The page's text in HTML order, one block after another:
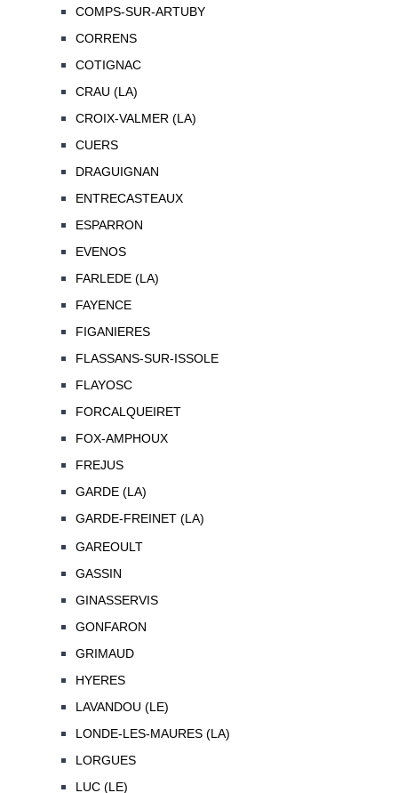
COMPS-SUR-ARTUBY
CORRENS
COTIGNAC
CRAU (LA)
CROIX-VALMER (LA)
CUERS
DRAGUIGNAN
ENTRECASTEAUX
ESPARRON
EVENOS
FARLEDE (LA)
FAYENCE
FIGANIERES
FLASSANS-SUR-ISSOLE
FLAYOSC
FORCALQUEIRET
FOX-AMPHOUX
FREJUS
GARDE (LA)
GARDE-FREINET (LA)
GAREOULT
GASSIN
GINASSERVIS
GONFARON
GRIMAUD
HYERES
LAVANDOU (LE)
LONDE-LES-MAURES (LA)
LORGUES
LUC (LE)